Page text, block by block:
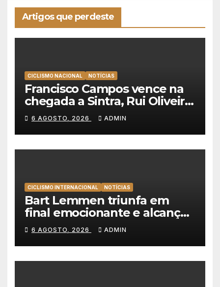
Artigos que perdeste
CICLISMO NACIONAL NOTÍCIAS
Francisco Campos vence na
chegada a Sintra, Rui Oliveira
veste de amarelo na Volta a
Portugal
6 AGOSTO, 2026 ADMIN
CICLISMO INTERNACIONAL NOTÍCIAS
Bart Lemmen triunfa em
final emocionante e alcança
a primeira vitória da carreira
na Volta à Polónia
6 AGOSTO, 2026 ADMIN